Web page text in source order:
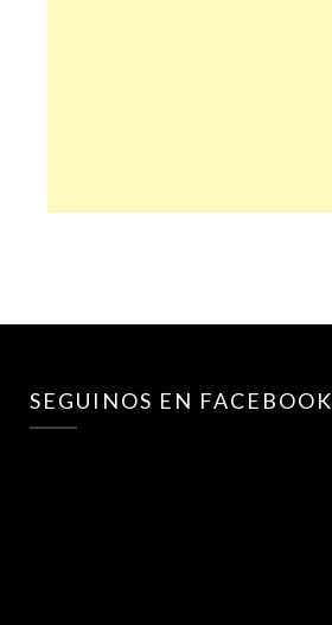
SEGUINOS EN FACEBOOK